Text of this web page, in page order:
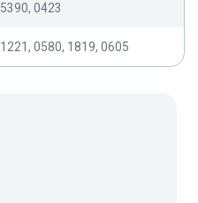
5390, 0423
1221, 0580, 1819, 0605